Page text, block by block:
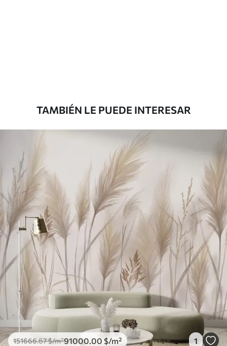
Vinilo Premium
199833.33119900.00$/m²
TAMBIÉN LE PUEDE INTERESAR
151666.67$/m²91000.00 $/m² 1